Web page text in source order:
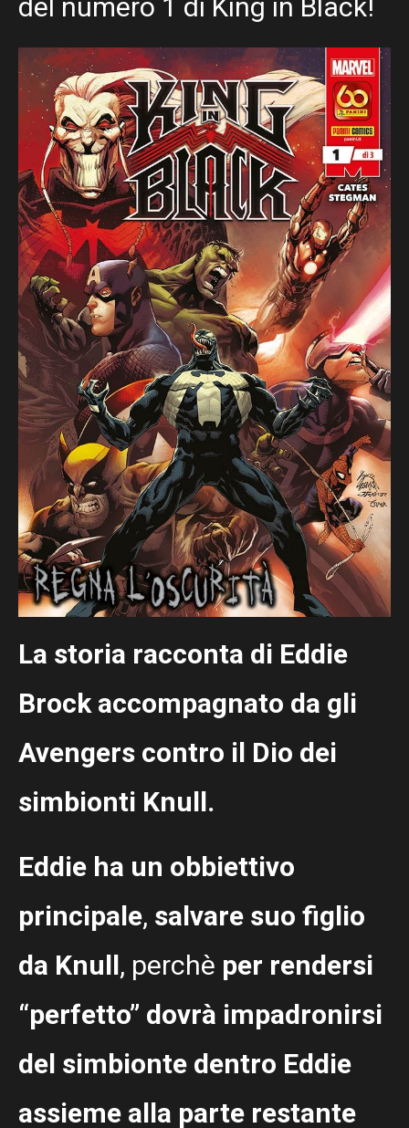
del numero 1 di King in Black!
La storia racconta di Eddie
Brock accompagnato da gli
Avengers contro il Dio dei
simbionti Knull.
Eddie ha un obbiettivo
principale, salvare suo figlio
da Knull, perchè per rendersi
“perfetto” dovrà impadronirsi
del simbionte dentro Eddie
assieme alla parte restante